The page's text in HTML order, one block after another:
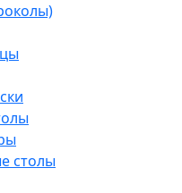
столы